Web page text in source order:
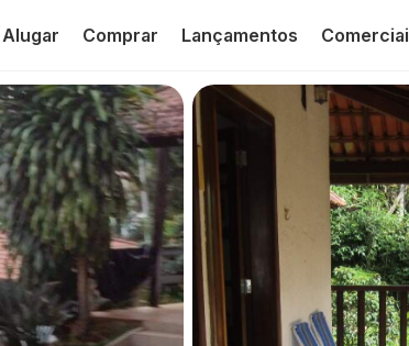
Alugar Comprar Lançamentos